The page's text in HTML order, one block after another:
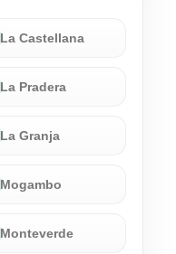
La Castellana
La Pradera
La Granja
Mogambo
Monteverde